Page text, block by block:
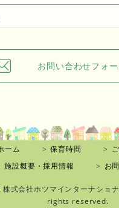
お問い合わせフォー
ーム 保育時間
施設概要・採用情報
お
株式会社ホツマインターナショ
rights reserved.